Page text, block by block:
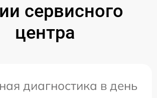
сервисного
центра
диагностика в день